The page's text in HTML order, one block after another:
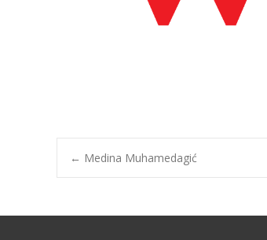
← Medina Muhamedagić